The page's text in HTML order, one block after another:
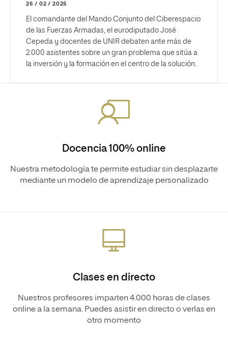
26 / 02 / 2025
El comandante del Mando Conjunto del Ciberespacio
de las Fuerzas Armadas, el eurodiputado José
Cepeda y docentes de UNIR debaten ante más de
2.000 asistentes sobre un gran problema que sitúa a
la inversión y la formación en el centro de la solución.
Docencia 100% online
Nuestra metodología te permite estudiar sin desplazarte
mediante un modelo de aprendizaje personalizado
Clases en directo
Nuestros profesores imparten 4.000 horas de clases
online a la semana. Puedes asistir en directo o verlas en
otro momento